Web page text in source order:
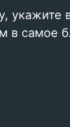
в самое